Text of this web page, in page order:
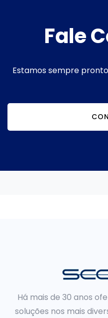
Fale
Estamos sempre
Há mais de 30 anos
soluções nos mais